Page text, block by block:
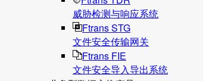
威胁检测与响应系统
Ftrans STG
文件安全传输网关
Ftrans FIE
文件安全导入导出系统